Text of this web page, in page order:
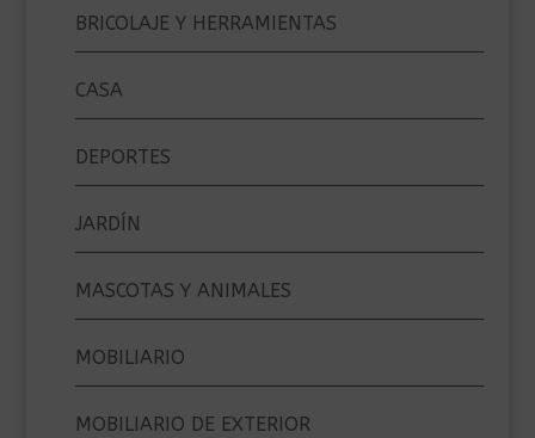
BRICOLAJE Y HERRAMIENTAS
CASA
DEPORTES
JARDÍN
MASCOTAS Y ANIMALES
MOBILIARIO
MOBILIARIO DE EXTERIOR